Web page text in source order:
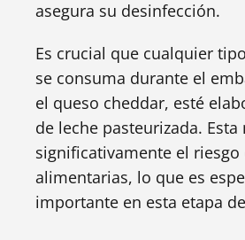
asegura su desinfección.
Es crucial que cualquier
se consuma durante el
el queso cheddar, esté
de leche pasteurizada.
significativamente el riesgo
alimentarias, lo que es
importante en esta etapa